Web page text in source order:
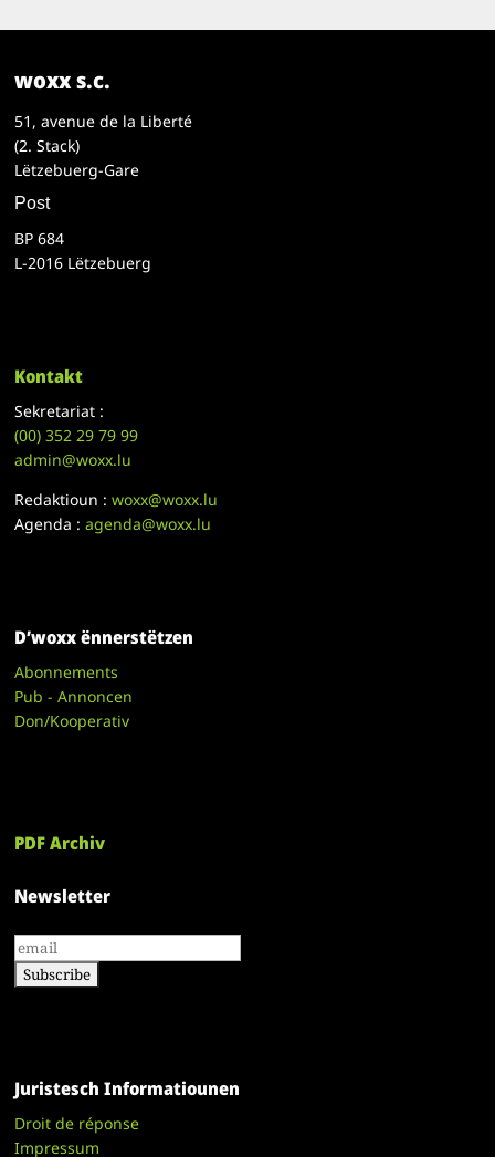
woxx s.c.
51, avenue de la Liberté
(2. Stack)
Lëtzebuerg-Gare
Post
BP 684
L-2016 Lëtzebuerg
Kontakt
Sekretariat :
(00)352 29 79 99
admin@woxx.lu
Redaktioun :woxx@woxx.lu
Agenda :agenda@woxx.lu
D’woxx ënnerstëtzen
Abonnements
Pub - Annoncen
Don/Kooperativ
PDF Archiv
Newsletter
Juristesch Informatiounen
Droit de réponse
Impressum